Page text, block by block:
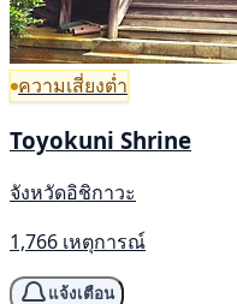
ความเสี่ยงต่ำ
Toyokuni Shrine
จังหวัดอิชิกาวะ
1,766 เหตุการณ์
แจ้งเตือน